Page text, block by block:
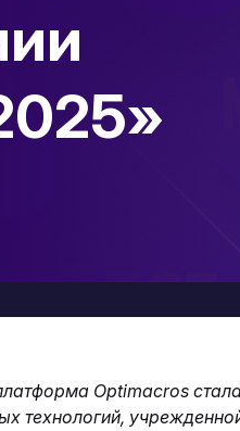
Optimacros
технологий,